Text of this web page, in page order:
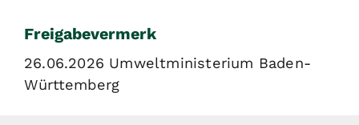
Freigabevermerk
26.06.2026 Umweltministerium Baden-
Württemberg